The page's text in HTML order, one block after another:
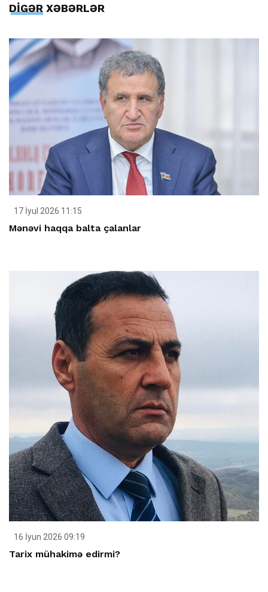
DİGƏR XƏBƏRLƏR
17 İyul 2026 11:15
Mənəvi haqqa balta çalanlar
16 İyun 2026 09:19
Tarix mühakimə edirmi?